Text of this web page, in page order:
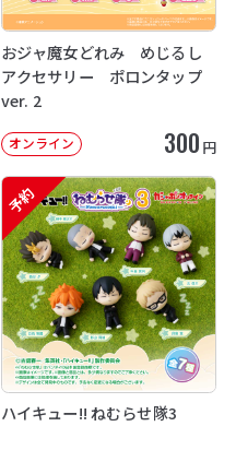
おジャ魔女どれみ めじるし
アクセサリー ポロンタップ
ver. 2
オンライン 300 円
予約
ハイキュー!! ねむらせ隊3